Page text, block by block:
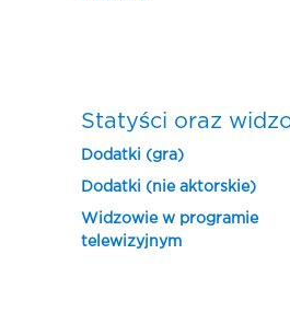
Statyści oraz
Dodatki (gra)
Dodatki (nie aktorskie)
Widzowie w programie
telewizyjnym